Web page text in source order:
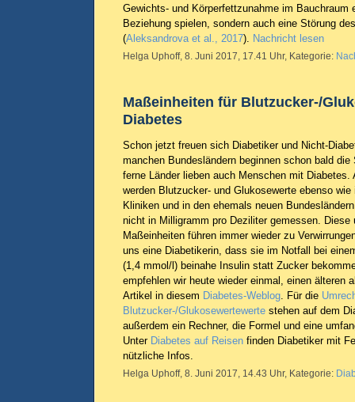
Gewichts- und Körperfettzunahme im Bauchraum
Beziehung spielen, sondern auch eine Störung
(Aleksandrova et al., 2017). Nachricht lesen
Helga Uphoff, 8. Juni 2017, 17.41 Uhr, Kategorie:
Maßeinheiten für Blutzucker-/
Diabetes
Schon jetzt freuen sich Diabetiker und Nicht-
manchen Bundesländern beginnen schon bald
ferne Länder lieben auch Menschen mit Diabetes.
werden Blutzucker- und Glukosewerte ebenso
Kliniken und in den ehemals neuen
nicht in Milligramm pro Deziliter gemessen. Diese
Maßeinheiten führen immer wieder zu
uns eine Diabetikerin, dass sie im Notfall bei
(1,4 mmol/l) beinahe Insulin statt Zucker
empfehlen wir heute wieder einmal, einen älteren
Artikel in diesem Diabetes-Weblog. Für die
Blutzucker-/Glukosewertewerte stehen auf dem
außerdem ein Rechner, die Formel und eine
Unter Diabetes auf Reisen finden Diabetiker mit
nützliche Infos.
Helga Uphoff, 8. Juni 2017, 14.43 Uhr, Kategorie: